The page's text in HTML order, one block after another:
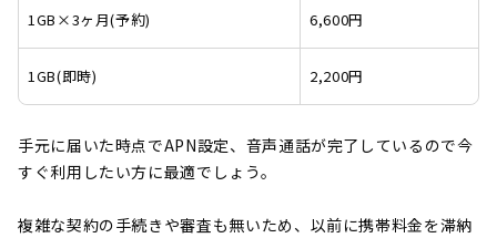
1GB×3ヶ月(予約) 6,600円
1GB(即時) 2,200円
手元に届いた時点でAPN設定、音声通話が完了しているので今
すぐ利用したい方に最適でしょう。
複雑な契約の手続きや審査も無いため、以前に携帯料金を滞納